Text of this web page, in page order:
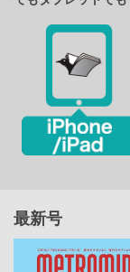
最新号